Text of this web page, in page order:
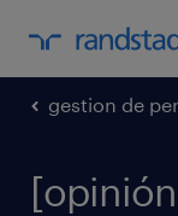
gestion de